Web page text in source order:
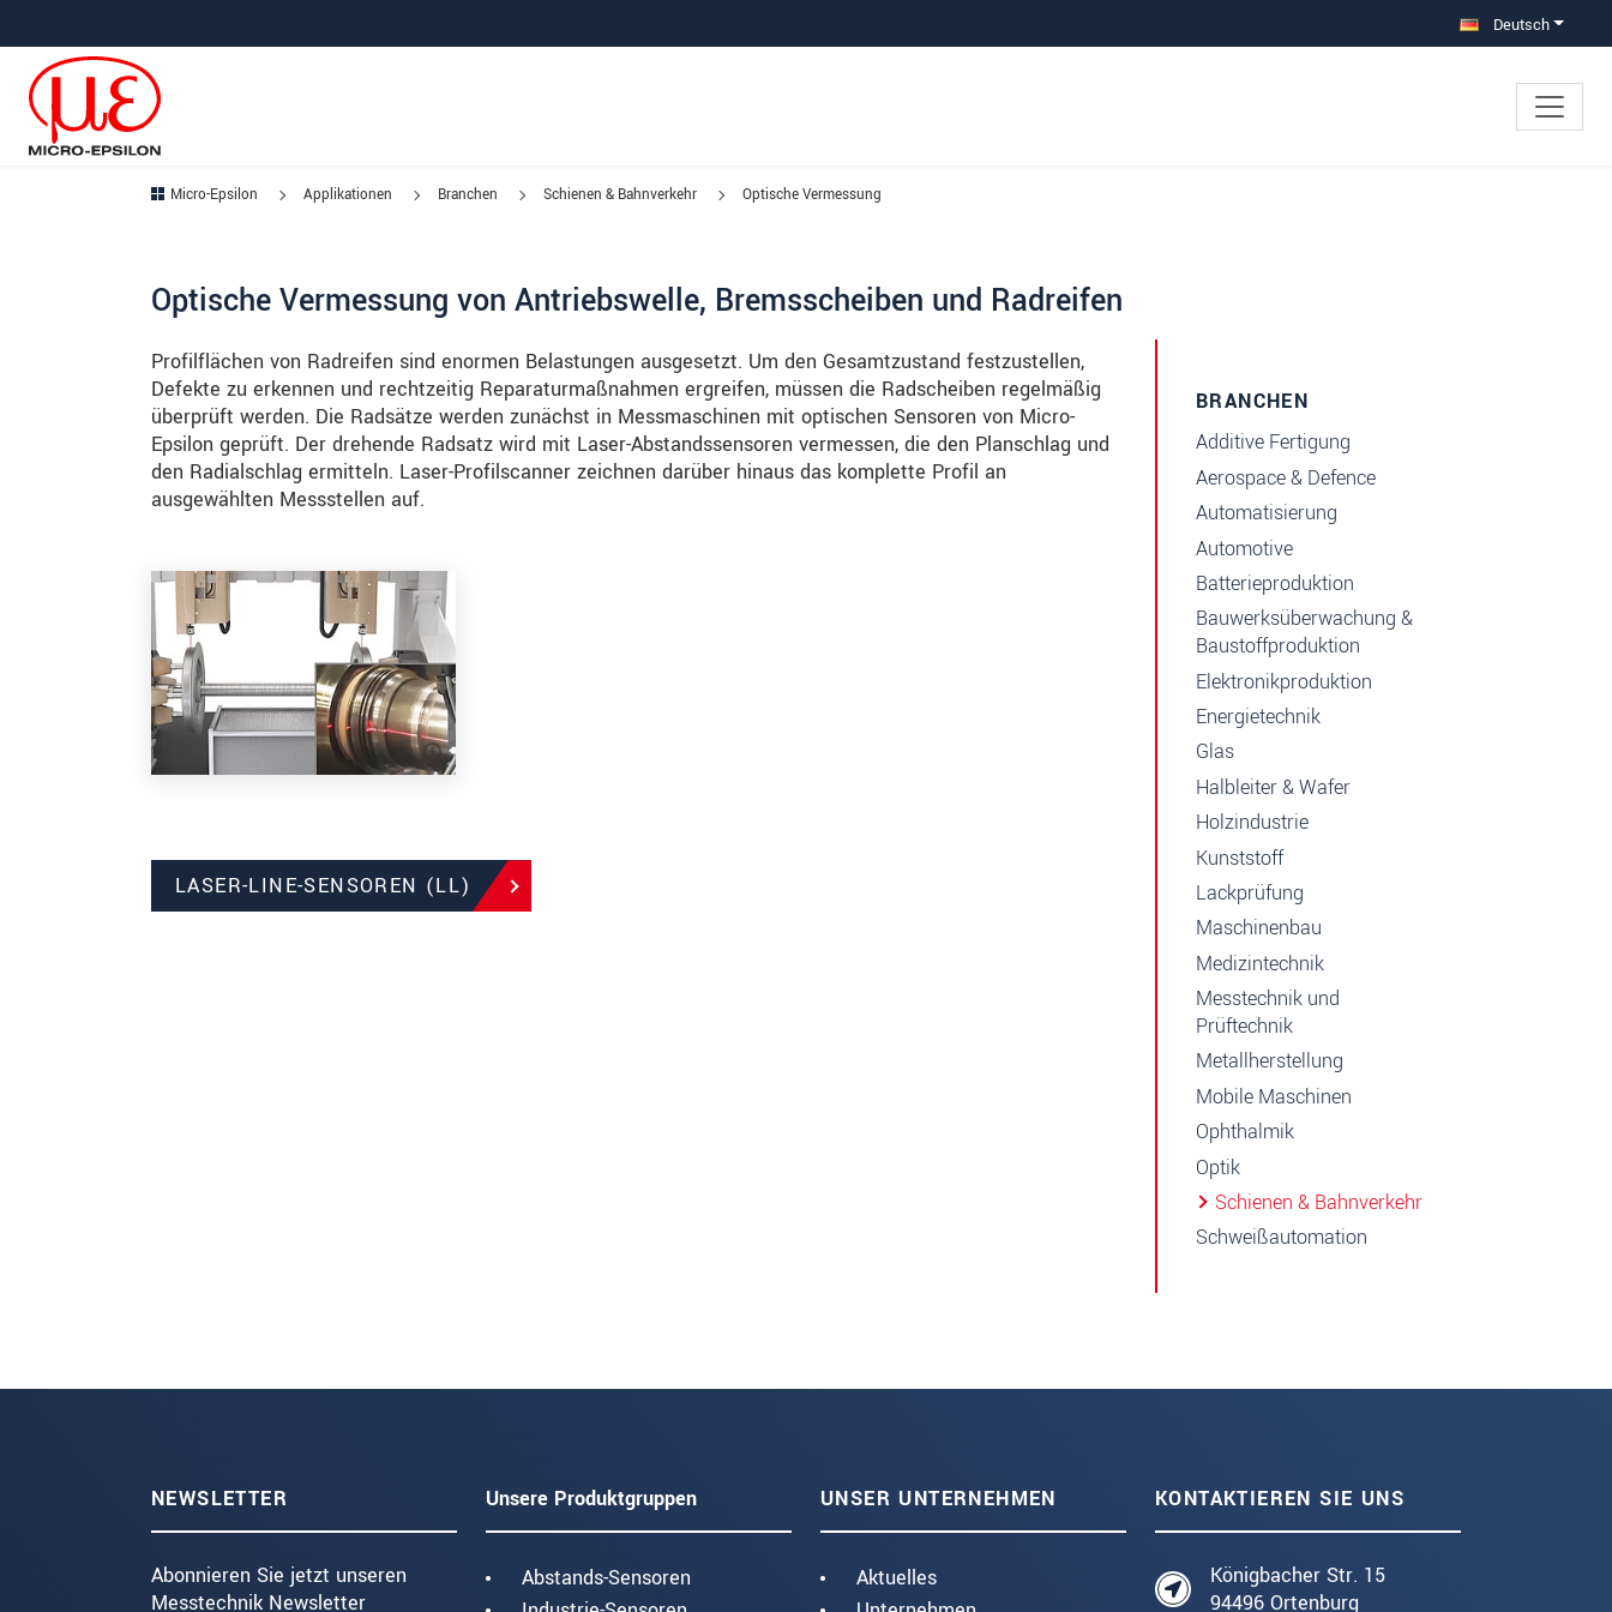
Deutsch
Micro-Epsilon Applikationen Branchen Schienen & Bahnverkehr Optische Vermessung
Optische Vermessung von Antriebswelle, Bremsscheiben und Radreifen
Profilflächen von Radreifen sind enormen Belastungen ausgesetzt. Um den Gesamtzustand festzustellen,
Defekte zu erkennen und rechtzeitig Reparaturmaßnahmen ergreifen, müssen die Radscheiben regelmäßig
überprüft werden. Die Radsätze werden zunächst in Messmaschinen mit optischen Sensoren von Micro-
Epsilon geprüft. Der drehende Radsatz wird mit Laser-Abstandssensoren vermessen, die den Planschlag und
den Radialschlag ermitteln. Laser-Profilscanner zeichnen darüber hinaus das komplette Profil an
ausgewählten Messstellen auf.
LASER-LINE-SENSOREN (LL)
BRANCHEN
Additive Fertigung
Aerospace & Defence
Automatisierung
Automotive
Batterieproduktion
Bauwerksüberwachung &
Baustoffproduktion
Elektronikproduktion
Energietechnik
Glas
Halbleiter & Wafer
Holzindustrie
Kunststoff
Lackprüfung
Maschinenbau
Medizintechnik
Messtechnik und
Prüftechnik
Metallherstellung
Mobile Maschinen
Ophthalmik
Optik
Schienen & Bahnverkehr
Schweißautomation
NEWSLETTER
Abonnieren Sie jetzt unseren
Messtechnik Newsletter
Unsere Produktgruppen
Abstands-Sensoren
UNSER UNTERNEHMEN
Aktuelles
KONTAKTIEREN SIE UNS
Königbacher Str. 15
94496 Ortenburg